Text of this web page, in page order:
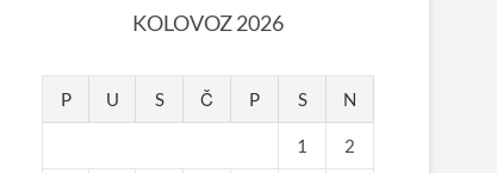
KOLOVOZ 2026
P U S Č P S N
1 2